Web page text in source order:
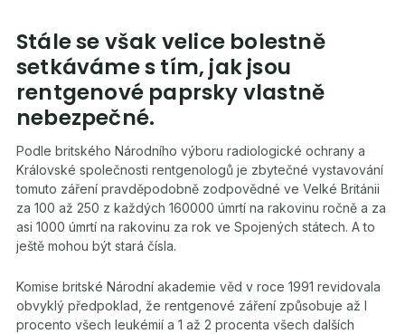
Stále se však velice bolestně
setkáváme s tím, jak jsou
rentgenové paprsky vlastně
nebezpečné.
Podle britského Národního výboru radiologické ochrany a
Královské společnosti rentgenologů je zbytečné vystavování
tomuto záření pravděpodobně zodpovědné ve Velké Británii
za 100 až 250 z každých 160000 úmrtí na rakovinu ročně a za
asi 1000 úmrtí na rakovinu za rok ve Spojených státech. A to
ještě mohou být stará čísla.
Komise britské Národní akademie věd v roce 1991 revidovala
obvyklý předpoklad, že rentgenové záření způsobuje až I
procento všech leukémií a 1 až 2 procenta všech dalších